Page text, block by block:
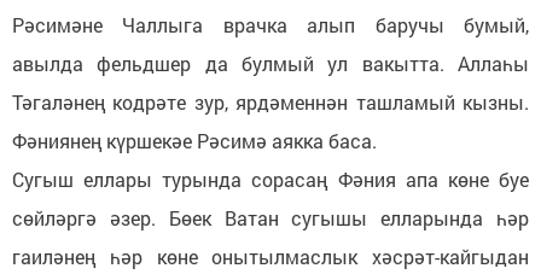
Рәсимәне Чаллыга врачка алып баручы бумый,
авылда фельдшер да булмый ул вакытта. Аллаһы
Тәгаләнең кодрәте зур, ярдәменнән ташламый кызны.
Фәниянең күршекәе Рәсимә аякка баса.
Сугыш еллары турында сорасаң Фәния апа көне буе
сөйләргә әзер. Бөек Ватан сугышы елларында һәр
гаиләнең һәр көне онытылмаслык хәсрәт-кайгыдан